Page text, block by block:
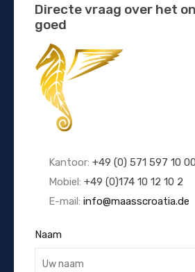
Directe vraag over het
goed
Kantoor: +49 (0) 571 597 10
Mobiel: +49 (0)174 10 12 10 2
E-mail: info@maasscroatia.de
Naam